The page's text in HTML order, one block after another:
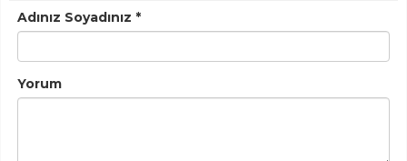
Adınız Soyadınız *
Yorum